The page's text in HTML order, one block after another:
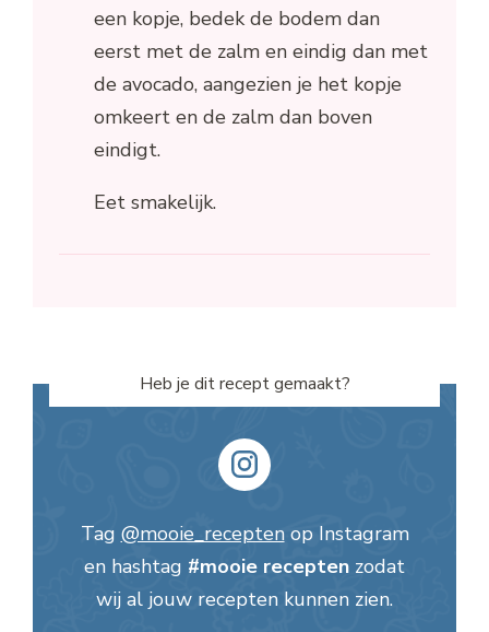
een kopje, bedek de bodem dan
eerst met de zalm en eindig dan met
de avocado, aangezien je het kopje
omkeert en de zalm dan boven
eindigt.
Eet smakelijk.
Heb je dit recept gemaakt?
Tag @mooie_receptenop Instagram
en hashtag #mooie recepten zodat
wij al jouw recepten kunnen zien.